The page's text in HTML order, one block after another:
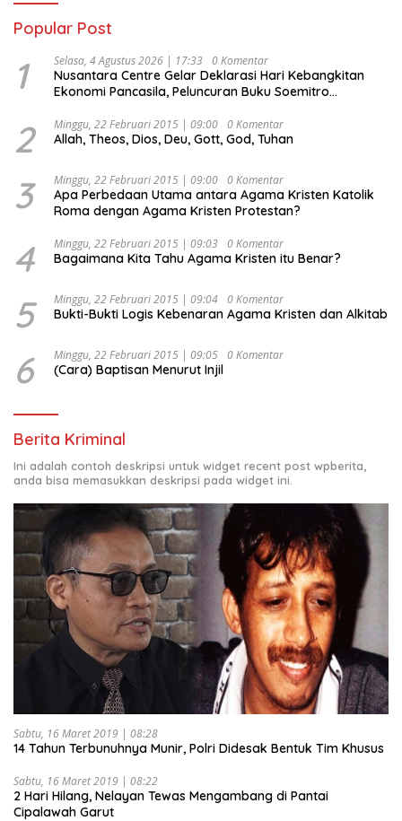
Popular Post
1 Selasa, 4 Agustus 2026 | 17:33 0 Komentar
Nusantara Centre Gelar Deklarasi Hari Kebangkitan
Ekonomi Pancasila, Peluncuran Buku Soemitro
Ekonomi Politik Indonesia) & Simposium Nasional
“Urgensi Undang-Undang Perekonomian Nasional dan
Indonesia Emas 2045”,
2 Minggu, 22 Februari 2015 | 09:00 0 Komentar
Allah, Theos, Dios, Deu, Gott, God, Tuhan
3 Minggu, 22 Februari 2015 | 09:00 0 Komentar
Apa Perbedaan Utama antara Agama Kristen Katolik
Roma dengan Agama Kristen Protestan?
4 Minggu, 22 Februari 2015 | 09:03 0 Komentar
Bagaimana Kita Tahu Agama Kristen itu Benar?
5 Minggu, 22 Februari 2015 | 09:04 0 Komentar
Bukti-Bukti Logis Kebenaran Agama Kristen dan Alkitab
6 Minggu, 22 Februari 2015 | 09:05 0 Komentar
(Cara) Baptisan Menurut Injil
Berita Kriminal
Ini adalah contoh deskripsi untuk widget recent post wpberita,
anda bisa memasukkan deskripsi pada widget ini.
Sabtu, 16 Maret 2019 | 08:28
14 Tahun Terbunuhnya Munir, Polri Didesak Bentuk Tim Khusus
Sabtu, 16 Maret 2019 | 08:22
2 Hari Hilang, Nelayan Tewas Mengambang di Pantai
Cipalawah Garut